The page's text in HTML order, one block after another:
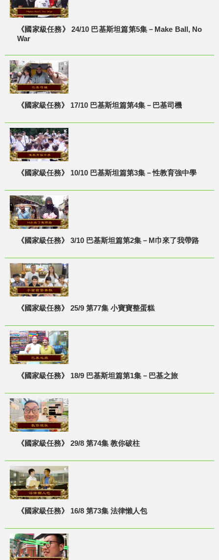
《國家級任務》 24/10 巴基斯坦篇第5集－Make Ball, No
War
《國家級任務》 17/10 巴基斯坦篇第4集－巴基司機
《國家級任務》 10/10 巴基斯坦篇第3集－性教育強中學
《國家級任務》 3/10 巴基斯坦篇第2集－M巾來了我帶路
《國家級任務》 25/9 第77集 小寶寶整蛋糕
《國家級任務》 18/9 巴基斯坦篇第1集－巴基之旅
《國家級任務》 29/8 第74集 教你破柱
《國家級任務》 16/8 第73集 法律懶人包